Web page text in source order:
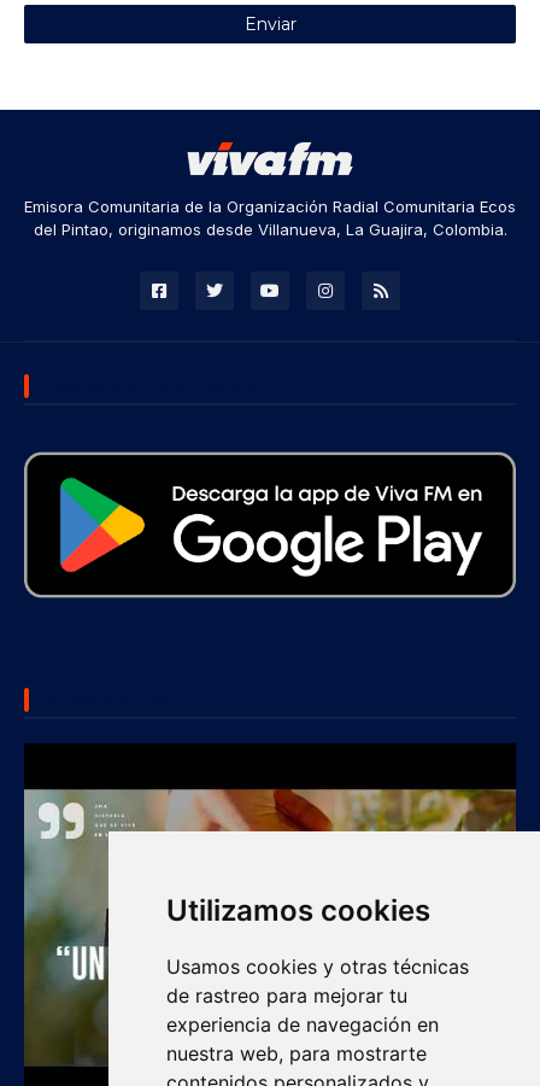
Utilizamos cookies
Usamos cookies y otras técnicas
de rastreo para mejorar tu
experiencia de navegación en
nuestra web, para mostrarte
Emisora Comunitaria de la Organización Radial Comunitaria Ecos
del Pintao, originamos desde Villanueva, La Guajira, Colombia.